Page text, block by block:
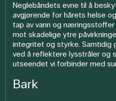
Neglebåndets evne til å
avgjørende for hårets helse
tap av vann og
mot skadelige ytre
integritet og styrke. Samtidig
ved å reflektere lysstråler og
utseendet vi forbinder med
Bark